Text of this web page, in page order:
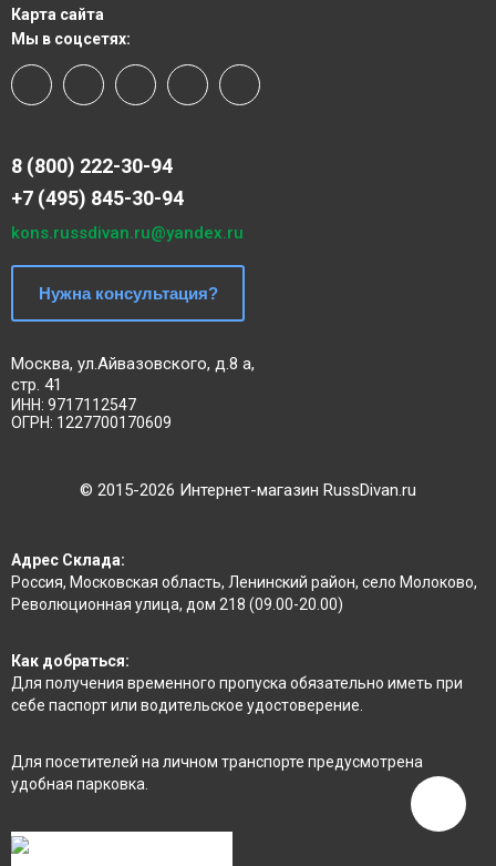
Адрес Склада:
Россия, Московская область, Ленинский район, село Молоково,
Революционная улица, дом 218 (09.00-20.00)
Как добраться:
Для получения временного пропуска обязательно иметь при
себе паспорт или водительское удостоверение.
Для посетителей на личном транспорте предусмотрена
удобная парковка.
Карта сайта
8 (800) 222-30-94
+7 (495) 845-30-94
kons.russdivan.ru@yandex.ru
Нужна консультация?
Москва, ул.Айвазовского, д.8 а,
стр. 41
ИНН: 9717112547
ОГРН: 1227700170609
Мы в соцсетях:
© 2015-2026 Интернет-магазин RussDivan.ru